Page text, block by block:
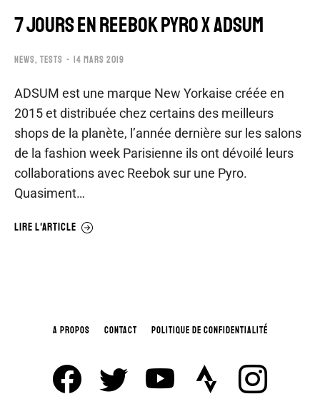
7 JOURS EN REEBOK PYRO X ADSUM
NEWS, TESTS 14 MARS 2019
ADSUM est une marque New Yorkaise créée en
2015 et distribuée chez certains des meilleurs
shops de la planète, l’année dernière sur les salons
de la fashion week Parisienne ils ont dévoilé leurs
collaborations avec Reebok sur une Pyro.
Quasiment…
LIRE L'ARTICLE
A PROPOS CONTACT POLITIQUE DE CONFIDENTIALITÉ